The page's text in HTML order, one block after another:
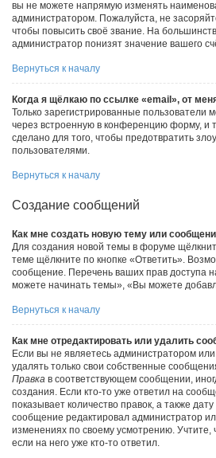
вы не можете напрямую изменять
администратором. Пожалуйста, не
чтобы повысить своё звание. На
администратор понизят значение вашего
Вернуться к началу
Когда я щёлкаю по ссылке «email», от
Только зарегистрированные пользователи
через встроенную в конференцию форму, и
сделано для того, чтобы предотвратить
пользователями.
Вернуться к началу
Создание сообщений
Как мне создать новую тему или
Для создания новой темы в форуме
теме щёлкните по кнопке «Ответить».
сообщение. Перечень ваших прав доступа
можете начинать темы», «Вы можете
Вернуться к началу
Как мне отредактировать или удалить
Если вы не являетесь администратором
удалять только свои собственные
Правка в соответствующем сообщении,
создания. Если кто-то уже ответил на
показывает количество правок, а также
сообщение редактировал администратор
изменениях по своему усмотрению.
если на него уже кто-то ответил.